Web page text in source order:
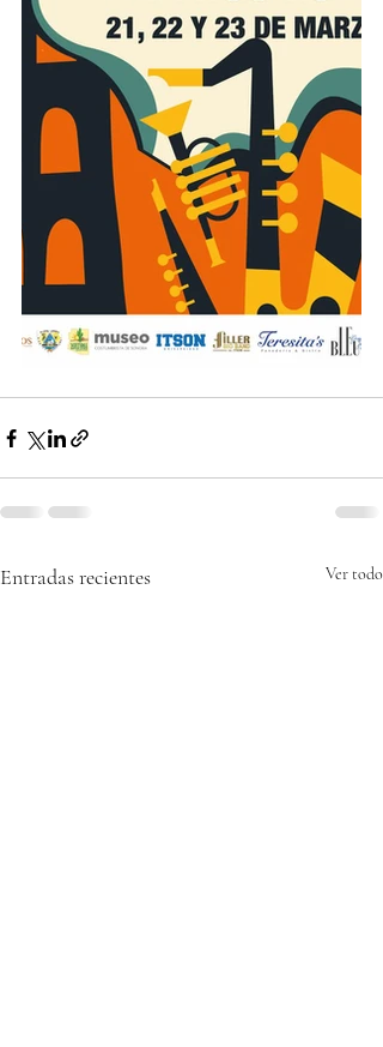
Entradas recientes Ver todo